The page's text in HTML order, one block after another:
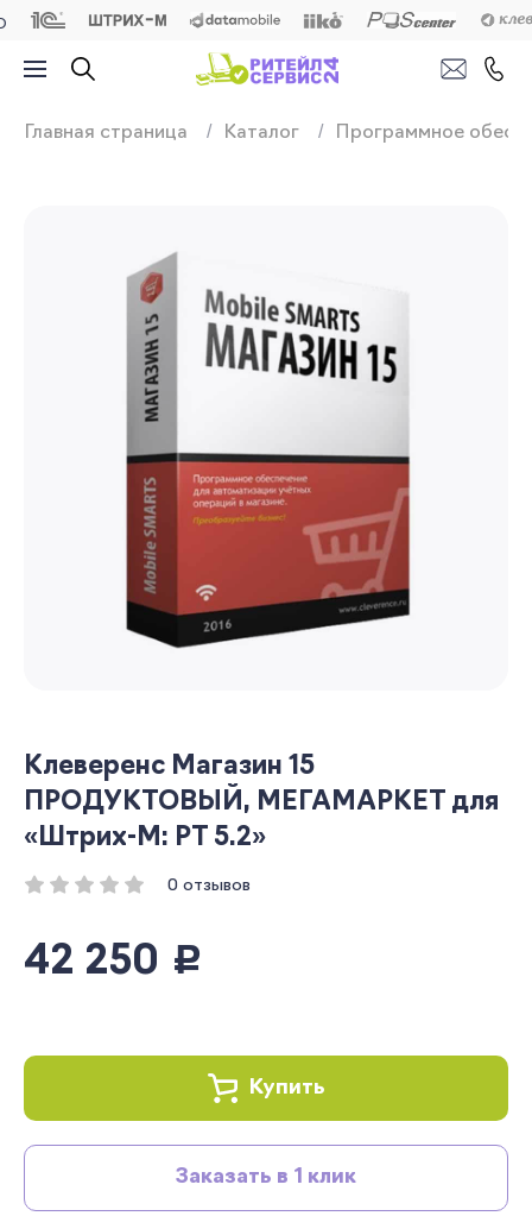
Продажа,
Главная страница Каталог Программное
Клеверенс Магазин 15
ПРОДУКТОВЫЙ, МЕГАМАРКЕТ для
«Штрих-М: РТ 5.2»
0 отзывов
42 250 руб.
Купить
Заказать в 1 клик